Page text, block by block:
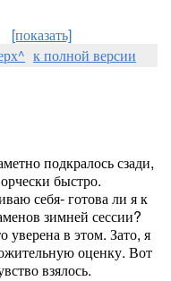
[показать]
к полной версии
подкралось сзади,
быстро.
себя- готова ли я к
зимней сессии?
уверена в этом. Зато, я
оценку. Вот
взялось.